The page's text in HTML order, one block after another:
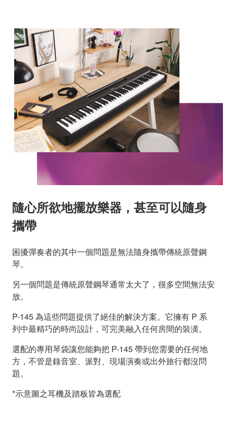
隨心所欲地擺放樂器，甚至可以隨身
攜帶
困擾彈奏者的其中一個問題是無法隨身攜帶傳統原聲鋼
琴。
另一個問題是傳統原聲鋼琴通常太大了，很多空間無法安
放。
P-145 為這些問題提供了絕佳的解決方案。它擁有 P 系
列中最精巧的時尚設計，可完美融入任何房間的裝潢。
選配的專用琴袋讓您能夠把 P-145 帶到您需要的任何地
方，不管是錄音室、派對、現場演奏或出外旅行都沒問
題。
*示意圖之耳機及踏板皆為選配